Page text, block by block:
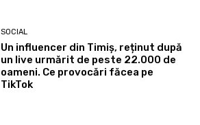
SOCIAL
Un influencer din Timiș, reținut după
un live urmărit de peste 22.000 de
oameni. Ce provocări făcea pe
TikTok